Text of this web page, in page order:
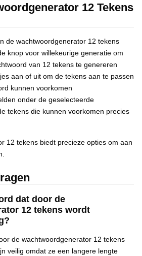
12 Tekens
de wachtwoordgenerator 12 tekens
knop voor willekeurige generatie om
van 12 tekens te genereren
aan of uit om de tekens aan te passen
kunnen voorkomen
onder de geselecteerde
tekens die kunnen voorkomen precies
12 tekens biedt precieze opties om aan
dat door de
12 tekens wordt
de wachtwoordgenerator 12 tekens
veilig omdat ze een langere lengte